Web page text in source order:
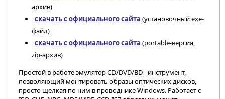
архив)
скачать с официального сайта (установочный exe-
файл)
скачать с официального сайта (portable-версия,
zip-архив)
Простой в работе эмулятор CD/DVD/BD - инструмент,
позволяющий монтировать образы оптических дисков,
просто щелкая по ним в проводнике Windows. Работает с